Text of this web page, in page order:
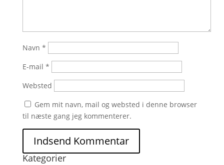
Navn *
E-mail *
Websted
Gem mit navn, mail og websted i denne browser
til næste gang jeg kommenterer.
Kategorier